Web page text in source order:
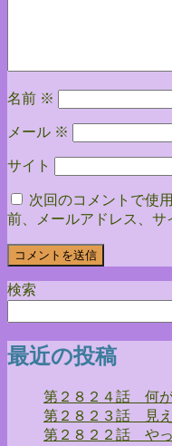
名前 ※
メール ※
サイト
次回のコメントで使
前、メールアドレス、サ
検索
最近の投稿
第２８２４話 何
第２８２３話 見
第２８２２話 や